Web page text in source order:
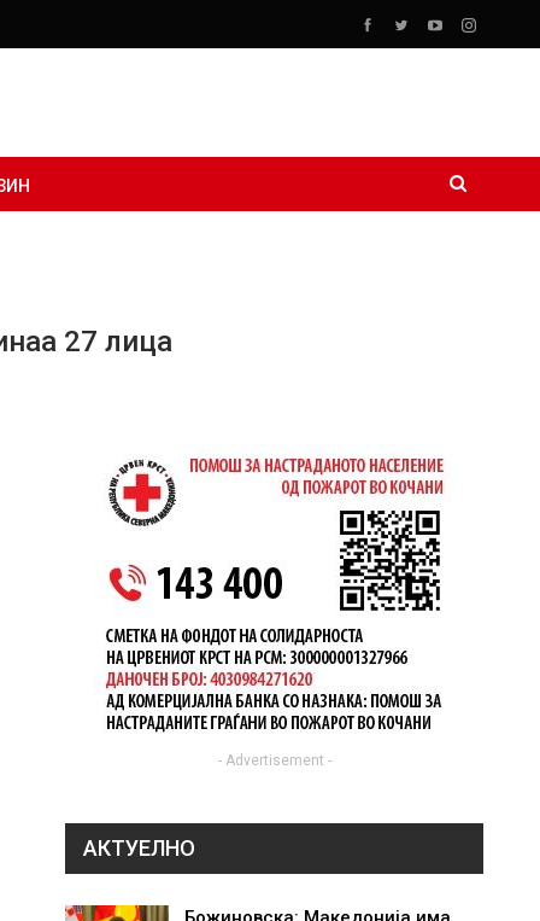
27 лица
- Advertisement -
АКТУЕЛНО